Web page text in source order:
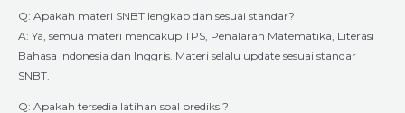
Q: Apakah materi SNBT lengkap dan sesuai standar?
A: Ya, semua materi mencakup TPS, Penalaran Matematika, Literasi
Bahasa Indonesia dan Inggris. Materi selalu update sesuai standar
SNBT.
Q: Apakah tersedia latihan soal prediksi?